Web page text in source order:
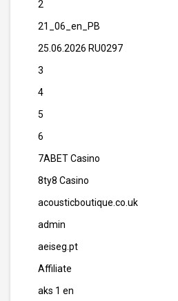
2
21_06_en_PB
25.06.2026 RU0297
3
4
5
6
7ABET Casino
8ty8 Casino
acousticboutique.co.uk
admin
aeiseg.pt
Affiliate
aks 1 en